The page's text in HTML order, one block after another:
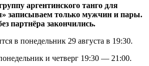
аргентинского танго для
записываем только мужчин и пары.
партнёра закончились.
в понедельник 29 августа в 19:30.
и четверг 19:30 — 21:00.